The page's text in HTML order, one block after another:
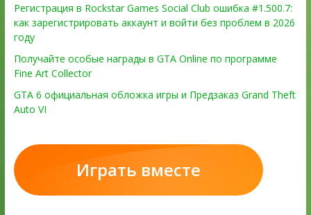
Регистрация в Rockstar Games Social Club ошибка #1.500.7:
как зарегистрировать аккаунт и войти без проблем в 2026
году
Получайте особые награды в GTA Online по программе
Fine Art Collector
GTA 6 официальная обложка игры и Предзаказ Grand Theft
Auto VI
Играть вместе